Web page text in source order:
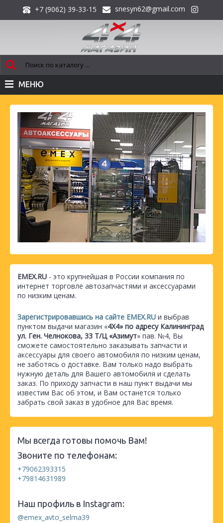
+7 (9062) 39-33-15 snesyn62@gmail.com
МЕНЮ
EMEX.RU - это крупнейшая в России компания по
интернет торговле автозапчастями и аксессуарами
по низким ценам.
Зарегистрировавшись на сайте EMEX.RU и выбрав
пунктом выдачи магазин «4Х4» по адресу Калининград
ул. Ген. Челнокова, 33 Т/Ц «Азимут» пав. №4, Вы
сможете самостоятельно заказывать запчасти и
аксессуары для своего автомобиля по низким ценам,
не заботясь о доставке. Вам только надо выбрать
нужную деталь для Вашего автомобиля и сделать
заказ. По приходу запчасти в наш пункт выдачи мы
известим Вас об этом, и Вам останется только
забрать свой заказ в удобное для Вас время.
Мы всегда готовы помочь Вам!
Звоните по телефонам:
+79062393315
+79814631989
Наш профиль в Instagram:
@emex_avto_selma39